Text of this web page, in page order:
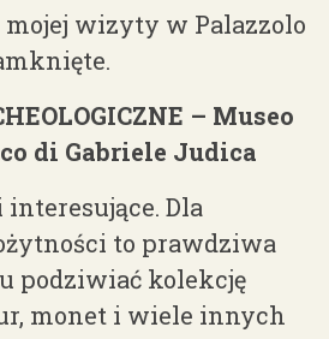
wizyty w Palazzolo
– Museo
di Gabriele Judica
interesujące. Dla
to prawdziwa
podziwiać kolekcję
monet i wiele innych